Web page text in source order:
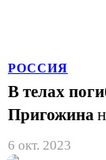
РОССИЯ
В телах
Пригожина
6 окт. 2023